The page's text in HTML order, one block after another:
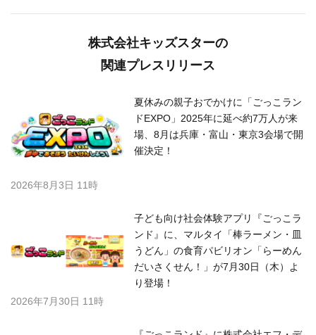
株式会社キッズスターの
関連プレスリリース
夏休みの親子おでかけに「ごっこラン
ドEXPO」2025年に延べ約7万人が来
場、8月は兵庫・富山・東京3会場で開
催決定！
2026年8月3日 11時
子ども向け社会体験アプリ『ごっこラ
ンド』に、マルタイ「棒ラーメン・皿
うどん」の食育パビリオン「らーめん
だいさくせん！」が7月30日（木）よ
り登場！
2026年7月30日 11時